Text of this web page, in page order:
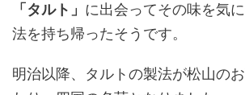
「タルト」 に出会ってその味を気
法を持ち帰ったそうです。
明治以降、タルトの製法が松山の